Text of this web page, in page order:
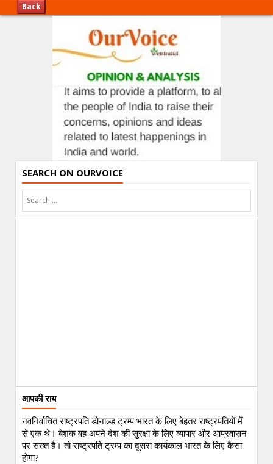
Back
SEARCH ON OURVOICE
आपकी राय
नवनिर्वाचित राष्ट्रपति डोनाल्ड ट्रम्प भारत के लिए बेहतर राष्ट्रपतियों में
से एक थे। बेशक वह अपने देश की सुरक्षा के लिए व्यापार और आप्रवासन
पर सख्त है। तो राष्ट्रपति ट्रम्प का दूसरा कार्यकाल भारत के लिए कैसा
होगा?